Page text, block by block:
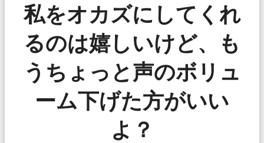
私をオカズにしてくれ
るのは嬉しいけど、も
うちょっと声のボリュ
ーム下げた方がいい
よ？